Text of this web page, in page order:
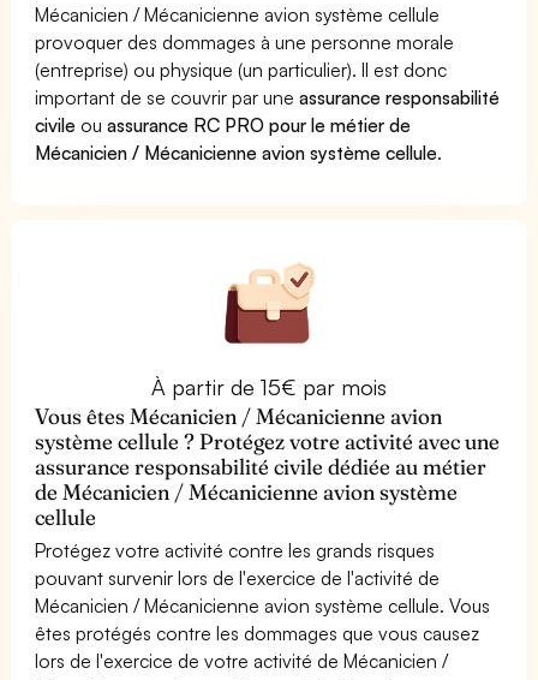
Mécanicien / Mécanicienne avion système cellule
provoquer des dommages à une personne morale
(entreprise) ou physique (un particulier). Il est donc
important de se couvrir par uneassurance responsabilité
civile ouassurance RC PRO pour le métier de
Mécanicien / Mécanicienne avion système cellule.
À partir de 15€ par mois
Vous êtes Mécanicien / Mécanicienne avion
système cellule ? Protégez votre activité avec une
assurance responsabilité civile dédiée au métier
de Mécanicien / Mécanicienne avion système
cellule
Protégez votre activité contre les grands risques
pouvant survenir lors de l'exercice de l'activité de
Mécanicien / Mécanicienne avion système cellule. Vous
êtes protégés contre les dommages que vous causez
lors de l'exercice de votre activité de Mécanicien /